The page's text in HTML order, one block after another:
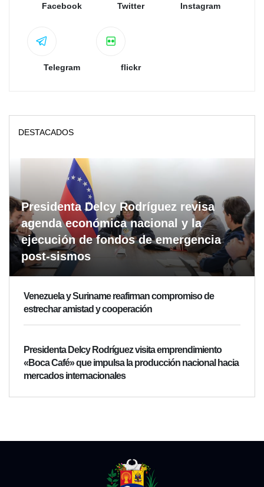
Facebook Twitter Instagram
Telegram flickr
DESTACADOS
Presidenta Delcy Rodríguez revisa
agenda económica nacional y la
ejecución de fondos de emergencia
post-sismos
Venezuela y Suriname reafirman compromiso de
estrechar amistad y cooperación
Presidenta Delcy Rodríguez visita emprendimiento
«Boca Café» que impulsa la producción nacional hacia
mercados internacionales